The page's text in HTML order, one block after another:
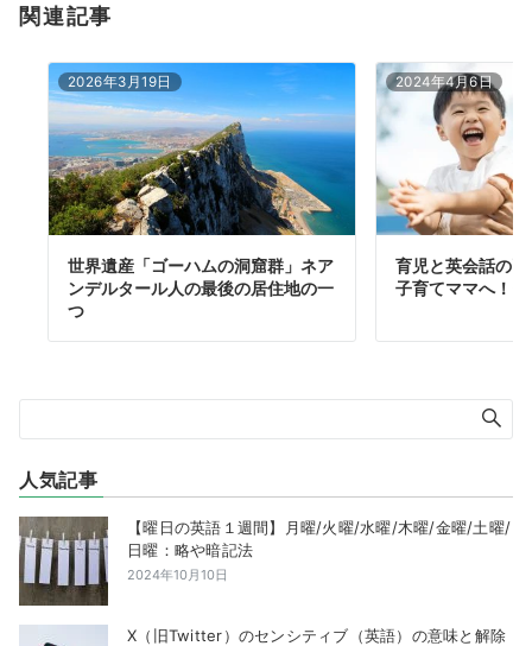
関連記事
2026年3月19日
世界遺産「ゴーハムの洞窟群」ネア
ンデルタール人の最後の居住地の一
つ
2024年4月6日
育児と英会話の
子育てママへ！
人気記事
【曜日の英語１週間】月曜/火曜/水曜/木曜/金曜/土曜/
日曜：略や暗記法
2024年10月10日
X（旧Twitter）のセンシティブ（英語）の意味と解除